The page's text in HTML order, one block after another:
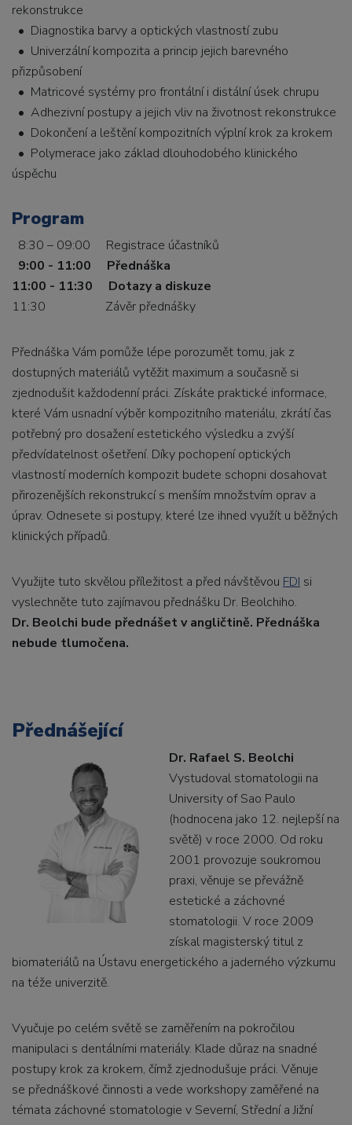
rekonstrukce
• Diagnostika barvy a optických vlastností zubu
• Univerzální kompozita a princip jejich barevného
přizpůsobení
• Matricové systémy pro frontální i distální úsek chrupu
• Adhezivní postupy a jejich vliv na životnost rekonstrukce
• Dokončení a leštění kompozitních výplní krok za krokem
• Polymerace jako základ dlouhodobého klinického
úspěchu
Program
8:30 – 09:00 Registrace účastníků
9:00 - 11:00 Přednáška
11:00 - 11:30 Dotazy a diskuze
11:30 Závěr přednášky
Přednáška Vám pomůže lépe porozumět tomu, jak z
dostupných materiálů vytěžit maximum a současně si
zjednodušit každodenní práci. Získáte praktické informace,
které Vám usnadní výběr kompozitního materiálu, zkrátí čas
potřebný pro dosažení estetického výsledku a zvýší
předvídatelnost ošetření. Díky pochopení optických
vlastností moderních kompozit budete schopni dosahovat
přirozenějších rekonstrukcí s menším množstvím oprav a
úprav. Odnesete si postupy, které lze ihned využít u běžných
klinických případů.
Využijte tuto skvělou příležitost a před návštěvou FDI si
vyslechněte tuto zajímavou přednášku Dr. Beolchiho.
Dr. Beolchi bude přednášet v angličtině. Přednáška
nebude tlumočena.
Přednášející
Dr. Rafael S. Beolchi
Vystudoval stomatologii na
University of Sao Paulo
(hodnocena jako 12. nejlepší na
světě) v roce 2000. Od roku
2001 provozuje soukromou
praxi, věnuje se převážně
estetické a záchovné
stomatologii. V roce 2009
získal magisterský titul z
biomateriálů na Ústavu energetického a jaderného výzkumu
na téže univerzitě.
Vyučuje po celém světě se zaměřením na pokročilou
manipulaci s dentálními materiály. Klade důraz na snadné
postupy krok za krokem, čímž zjednodušuje práci. Věnuje
se přednáškové činnosti a vede workshopy zaměřené na
témata záchovné stomatologie v Severní, Střední a Jižní